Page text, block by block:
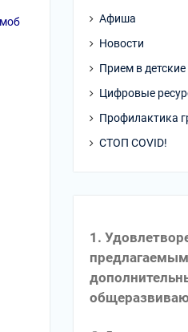
Афиша
Новости
Прием в
Цифровые
Профилактика
СТОП COVID!
1.